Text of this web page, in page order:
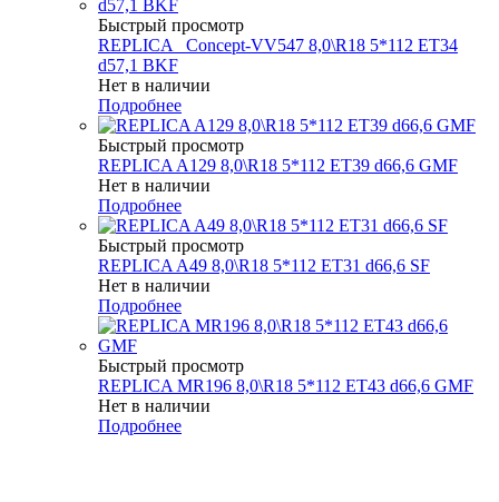
Быстрый просмотр
REPLICA _Concept-VV547 8,0\R18 5*112 ET34
d57,1 BKF
Нет в наличии
Подробнее
Быстрый просмотр
REPLICA A129 8,0\R18 5*112 ET39 d66,6 GMF
Нет в наличии
Подробнее
Быстрый просмотр
REPLICA A49 8,0\R18 5*112 ET31 d66,6 SF
Нет в наличии
Подробнее
Быстрый просмотр
REPLICA MR196 8,0\R18 5*112 ET43 d66,6 GMF
Нет в наличии
Подробнее